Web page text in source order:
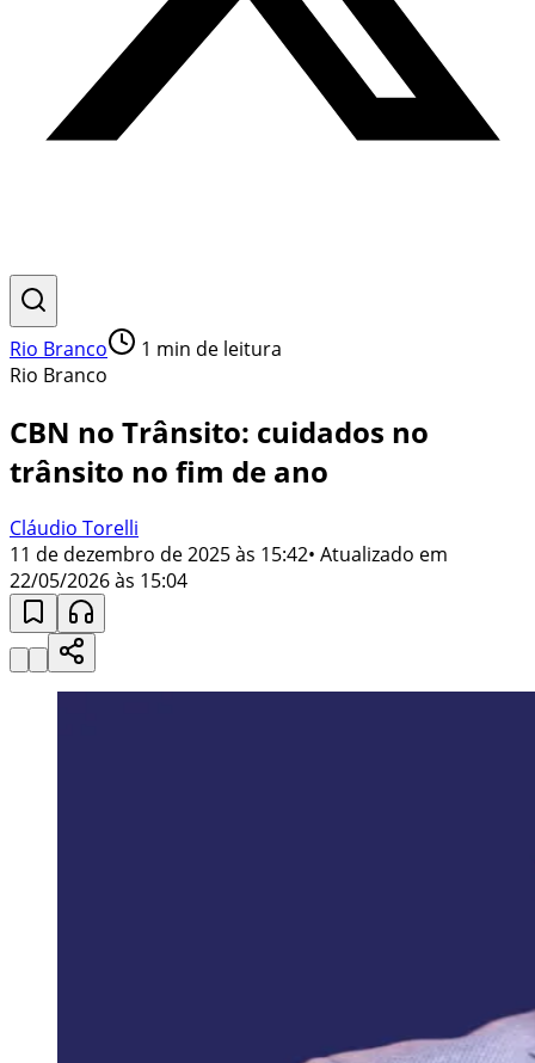
Rio Branco 1 min de leitura
Rio Branco
CBN no Trânsito: cuidados no
trânsito no fim de ano
Cláudio Torelli
11 de dezembro de 2025 às 15:42• Atualizado em
22/05/2026 às 15:04